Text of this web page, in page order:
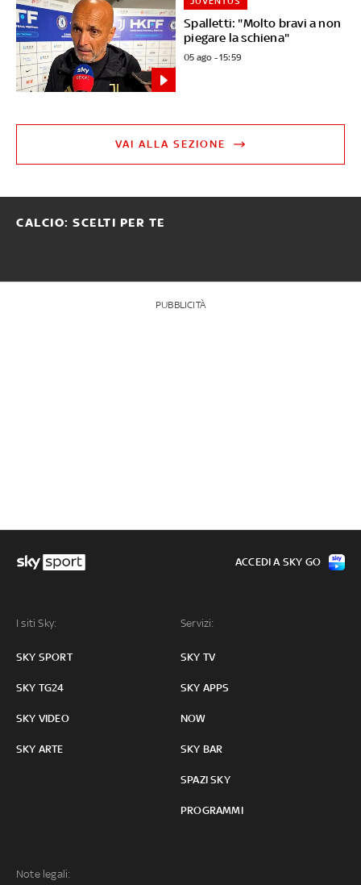
Spalletti: "Molto bravi a non
piegare la schiena"
05 ago - 15:59
VAI ALLA SEZIONE
CALCIO: SCELTI PER TE
PUBBLICITÀ
I siti Sky:
SKY SPORT
SKY TG24
SKY VIDEO
SKY ARTE
Servizi:
SKY TV
SKY APPS
NOW
SKY BAR
SPAZI SKY
PROGRAMMI
Note legali:
ACCEDI A SKY GO